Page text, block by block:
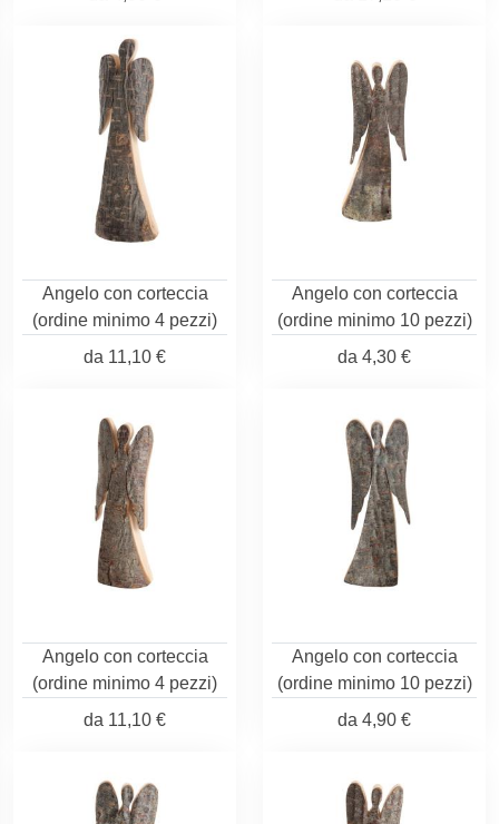
Angelo con corteccia
(ordine minimo 4 pezzi)
da 11,10 €
Angelo con corteccia
(ordine minimo 10 pezzi)
da 4,30 €
Angelo con corteccia
(ordine minimo 4 pezzi)
da 11,10 €
Angelo con corteccia
(ordine minimo 10 pezzi)
da 4,90 €